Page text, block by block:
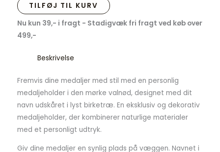
TILFØJ TIL KURV
Nu kun 39,- i fragt - Stadigvæk fri fragt ved køb over
499,-
Beskrivelse
Fremvis dine medaljer med stil med en personlig
medaljeholder i den mørke valnød, designet med dit
navn udskåret i lyst birketræ. En eksklusiv og dekorativ
medaljeholder, der kombinerer naturlige materialer
med et personligt udtryk.
Giv dine medaljer en synlig plads på væggen. Navnet i